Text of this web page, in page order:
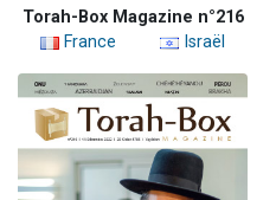
Torah-Box Magazine n°216
France
Israël